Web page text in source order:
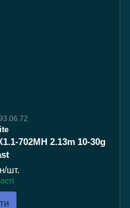
702MH 2.13m 10-30g
шт.